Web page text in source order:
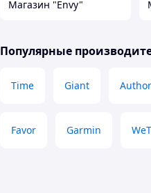
Магазин "Envy"
Популярные
Time Giant Author
Favor Garmin